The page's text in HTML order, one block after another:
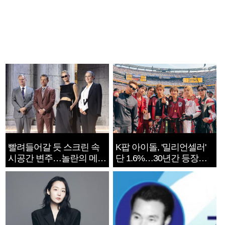
빨려들어갈 듯 스크린 속
시공간 변주…놀란의 메시
지는 ‘전쟁 속죄’
K팝 아이돌, '밀리언셀러'
단 1.6%…30년간 등장
1182개팀 전수조사